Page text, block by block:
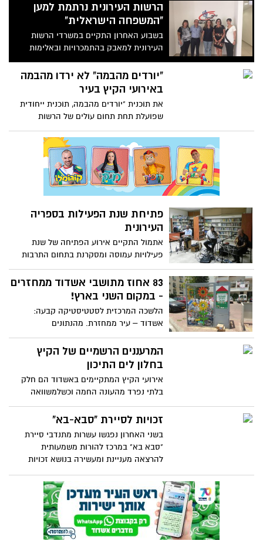
הרשות העירונית נרתמת למען
"המשפחה הישראלית"
בשבוע האחרון התקיים במשרדי הרשות
העירונית למאבק בהתמכרויות ובאלימות
ביקור ממלכתי של ח"כ איילת ורבין נחמיאס
במטרה לקדם את שדולת "המשפחה
הישראלית"
"יורדים מהבמה" לא ירדו מהבמה
באירועי הקיץ בעיר
את תוכנית "יורדים מהבמה, תוכנית ייחודית
שפועלת תחת תחום עולים של הרשות
העירונית למאבק בהתמכרויות ובאלימות
אשדוד לא היה ניתן לפספס באירועי הקיץ
בעיר
פתיחת שנת הפעילות בספריה
העירונית
אתמול התקיים אירוע הפתיחה של שנת
פעילויות עמוסה ומסקרנת בתחום התרבות
בספריה העירונית בעיר אשדוד. קהל
האורחים המגוון נהנה מערב של שירת
מזמורים ופיוטים במיטב המסורת היהודית.
83 אחוז מתושבי אשדוד ממחזרים
- במקום השני בארץ!
הלשכה המרכזית לסטטיסטיקה קבעה:
אשדוד – עיר ממחזרת. מהנתונים
המתפרסמים היום ע"י הלמ"ס עולה כי אשדוד
לעומת 52% בארצי, כ-50% בקבוקי זכוכית
לעומת 42% ארצי. אשדוד מובילה במיחזור
מוצרי אלקטרוניקה עם 14% (לעומת פחות
מ-10% בערים הגדולות) ובמיחזור תרופות
רושמת 15%, מהגבוהים בארץ
המרעננים הרשמיים של הקיץ
בחלון לים התיכון
אירועי הקיץ המתקיימים באשדוד הם חלק
בלתי נפרד מהעונה החמה וכשלמשוואה
הזאת מתווספות סיירות ההורים של אשדוד
אשר תמיד נמצאות בשטח ופועלות בכל
זכויות לסיירת "סבא-בא"
בשני האחרון נפגשו עשרות מתנדבי סיירת
"סבא בא" במרכז להורות משמעותית
להרצאה מעניינת ומעשירה בנושא זכויות
מתנדבי הסיירת הינם גמלאים, חלקם וותיקים
וחלק רק יצאו לגמלאות